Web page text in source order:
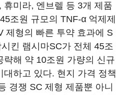
미라, 엔브렐 등 3개 제품
조원 규모의 TNF-α 억제제
제형의 빠른 투약 효과에 S
킨 램시마SC가 전체 45조
략해 약 10조원 가량의 신규
하고 있다. 현지 가격 정책
경쟁 SC 제형 제품뿐 아니